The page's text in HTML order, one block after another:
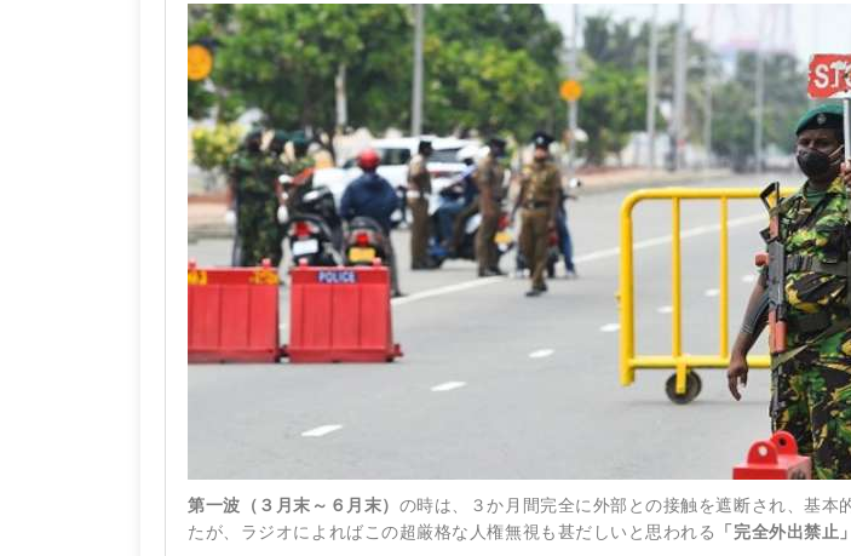
第一波（３月末～６月末） の時は、３か月間完全に外部との接触を遮断され、基
たが、ラジオによればこの超厳格な人権無視も甚だしいと思われる 「完全外出禁止」